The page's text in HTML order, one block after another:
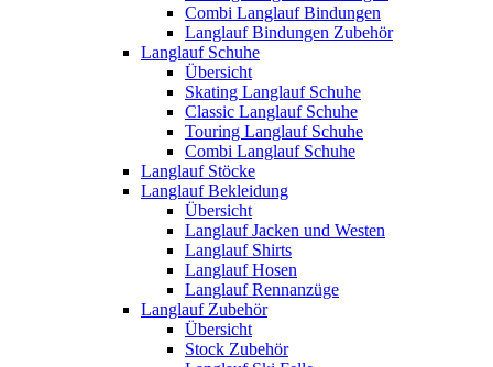
Combi Langlauf Bindungen
Langlauf Bindungen Zubehör
Langlauf Schuhe
Übersicht
Skating Langlauf Schuhe
Classic Langlauf Schuhe
Touring Langlauf Schuhe
Combi Langlauf Schuhe
Langlauf Stöcke
Langlauf Bekleidung
Übersicht
Langlauf Jacken und Westen
Langlauf Shirts
Langlauf Hosen
Langlauf Rennanzüge
Langlauf Zubehör
Übersicht
Stock Zubehör